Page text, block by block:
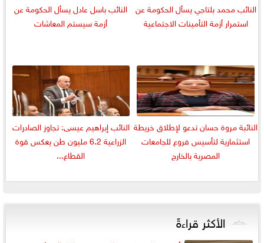
النائب محمد بلتاجي يسأل الحكومة عن
استمرار أزمة التأمينات الاجتماعية
النائب باسل عادل يسأل الحكومة عن
أزمة سيستم المعاشات
النائبة مروة حسان تدعو لإطلاق خريطة
استثمارية لتأسيس فروع للجامعات
المصرية بالخارج
النائب إبراهيم عيسى: تجاوز الصادرات
الزراعية 6.2 مليون طن يعكس قوة
القطاع...
الأكثر قراءةً